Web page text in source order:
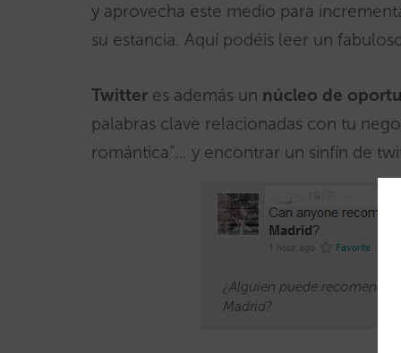
y aprovecha este medio para
su estancia. Aquí podéis leer un
Twitter es además un núcleo de
palabras clave relacionadas con tu
romántica”… y encontrar un sinfín de
¿Alguien puede
Madrid?